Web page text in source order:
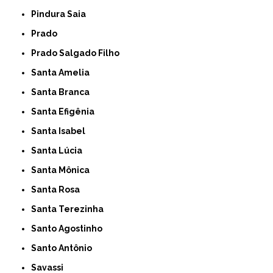
Pindura Saia
Prado
Prado Salgado Filho
Santa Amelia
Santa Branca
Santa Efigênia
Santa Isabel
Santa Lúcia
Santa Mônica
Santa Rosa
Santa Terezinha
Santo Agostinho
Santo Antônio
Savassi